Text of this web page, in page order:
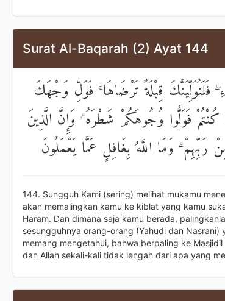
Surat Al-Baqarah (2) Ayat 144
قِبْلَةً تَرْضَاهَا ۚ فَوَلِّ وَجْهَكَ
فَوَلُّوا وُجُوهَكُمْ شَطْرَهُ ۗ وَإِنَّ الَّذِينَ
رَبِّهِمْ ۗ وَمَا اللَّهُ بِغَافِلٍ عَمَّا يَعْمَلُونَ
144. Sungguh Kami (sering) melihat mukamu
akan memalingkan kamu ke kiblat yang kamu
Haram. Dan dimana saja kamu berada,
sesungguhnya orang-orang (Yahudi dan Nasrani)
memang mengetahui, bahwa berpaling ke
dan Allah sekali-kali tidak lengah dari apa yang